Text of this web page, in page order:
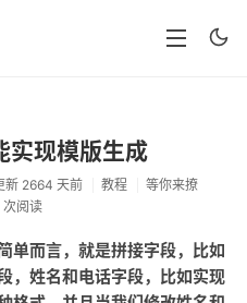
类
术
实现模版生成
新 2664 天前 教程
等你来撩
阅读
单而言，就是拼接字段，比如
，姓名和电话字段，比如实现